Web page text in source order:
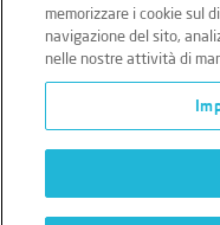
Intertek Italia SpA
Privacy sito
Imparzialità
memorizzare i cookie sul
navigazione del sito,
nelle nostre attività di